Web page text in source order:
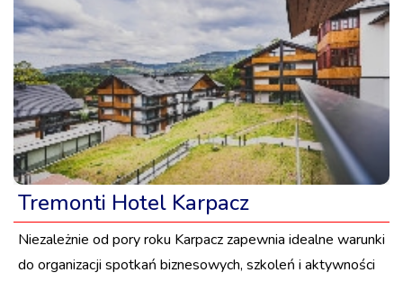
Tremonti Hotel Karpacz
Niezależnie od pory roku Karpacz zapewnia idealne warunki
do organizacji spotkań biznesowych, szkoleń i aktywności